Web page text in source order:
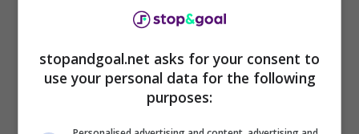
stopandgoal.net asks for your consent to
use your personal data for the following
purposes: